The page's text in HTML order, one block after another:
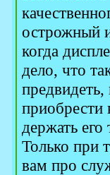
острожный
когда
дело, что
приобрести
держать
Только при
вам про